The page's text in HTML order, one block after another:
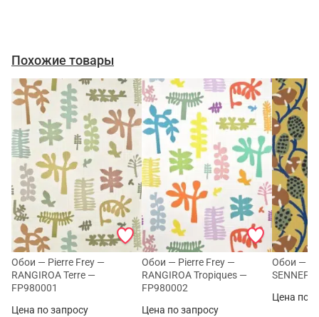
Похожие товары
Обои — Pierre Frey —
RANGIROA Terre —
FP980001
Цена по запросу
Обои — Pierre Frey —
RANGIROA Tropiques —
FP980002
Цена по запросу
Обои —
Цена по